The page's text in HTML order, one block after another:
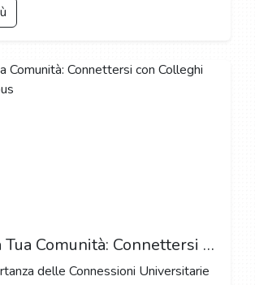
Trovare la Tua Comunità: Connettersi con Colleghi Affini sul Campus
delle Connessioni Universitarie